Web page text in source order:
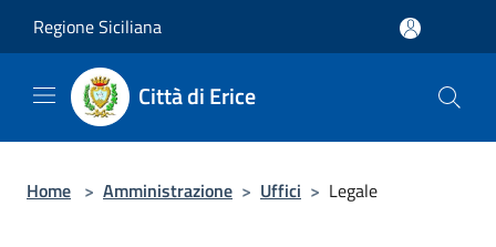
Regione Siciliana
Città di Erice
Home > Amministrazione > Uffici > Legale